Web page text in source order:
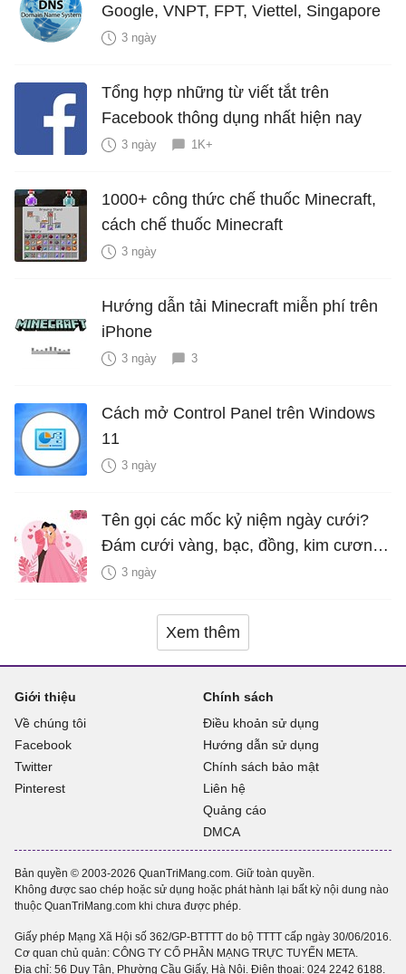
Google, VNPT, FPT, Viettel, Singapore
3 ngày
Tổng hợp những từ viết tắt trên
Facebook thông dụng nhất hiện nay
3 ngày 1K+
1000+ công thức chế thuốc Minecraft,
cách chế thuốc Minecraft
3 ngày
Hướng dẫn tải Minecraft miễn phí trên
iPhone
3 ngày 3
Cách mở Control Panel trên Windows
11
3 ngày
Tên gọi các mốc kỷ niệm ngày cưới?
Đám cưới vàng, bạc, đồng, kim cương
là bao nhiêu năm?
3 ngày
Xem thêm
Giới thiệu
Về chúng tôi
Facebook
Twitter
Pinterest
Chính sách
Điều khoản sử dụng
Hướng dẫn sử dụng
Chính sách bảo mật
Liên hệ
Quảng cáo
DMCA
Bản quyền © 2003-2026 QuanTriMang.com. Giữ toàn quyền.
Không được sao chép hoặc sử dụng hoặc phát hành lại bất kỳ nội dung nào
thuộc QuanTriMang.com khi chưa được phép.
Giấy phép Mạng Xã Hội số 362/GP-BTTTT do bộ TTTT cấp ngày 30/06/2016.
Cơ quan chủ quản: CÔNG TY CỔ PHẦN MẠNG TRỰC TUYẾN META.
Địa chỉ: 56 Duy Tân, Phường Cầu Giấy, Hà Nội. Điện thoại: 024 2242 6188